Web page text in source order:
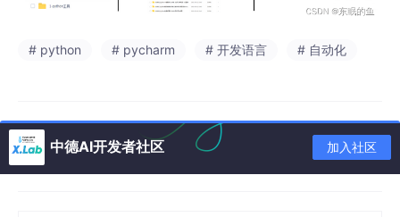
# python # pycharm # 开发语言 # 自动化
中德AI开发者社区 加入社区